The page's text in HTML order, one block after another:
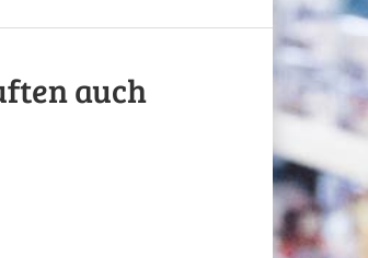
auch